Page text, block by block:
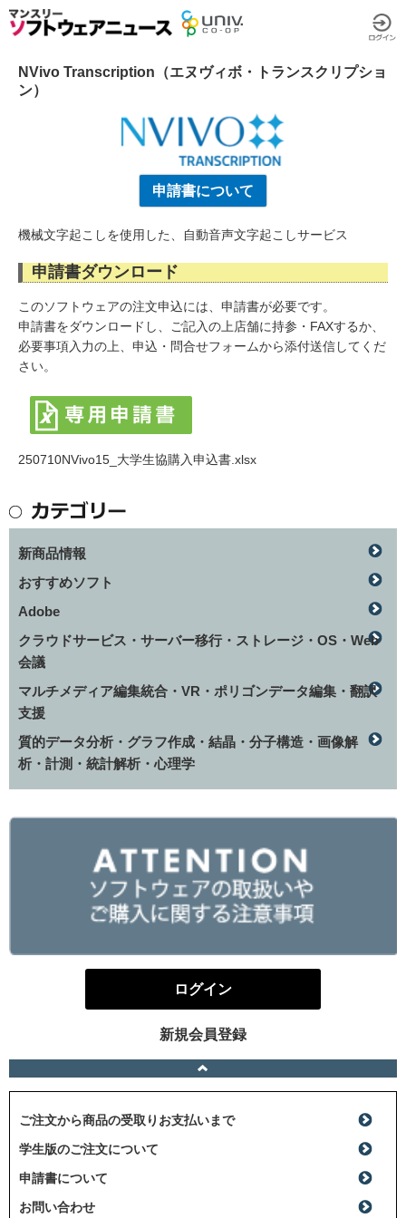
NVivo Transcription（エヌヴィボ・トランスクリプショ
ン）
申請書について
機械文字起こしを使用した、自動音声文字起こしサービス
申請書ダウンロード
このソフトウェアの注文申込には、申請書が必要です。
申請書をダウンロードし、ご記入の上店舗に持参・FAXするか、
必要事項入力の上、申込・問合せフォームから添付送信してくだ
さい。
250710NVivo15_大学生協購入申込書.xlsx
新商品情報
おすすめソフト
Adobe
クラウドサービス・サーバー移行・ストレージ・OS・Web
会議
マルチメディア編集統合・VR・ポリゴンデータ編集・翻訳
支援
質的データ分析・グラフ作成・結晶・分子構造・画像解
析・計測・統計解析・心理学
ログイン
新規会員登録
ご注文から商品の受取りお支払いまで
学生版のご注文について
申請書について
お問い合わせ